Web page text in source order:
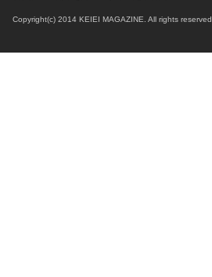
Copyright(c) 2014 KEIEI MAGAZINE. All rights reserved.